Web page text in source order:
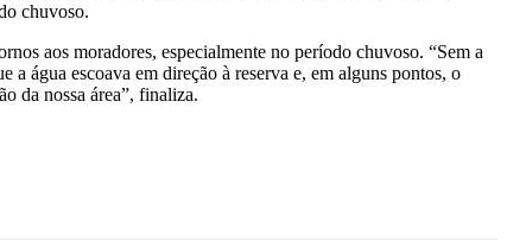
chuvoso.
aos moradores, especialmente no período chuvoso. “Sem a
água escoava em direção à reserva e, em alguns pontos, o
da nossa área”, finaliza.